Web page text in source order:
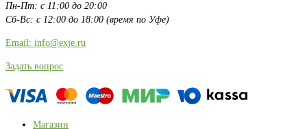
Пн-Пт: с 11:00 до 20:00
Сб-Вс: с 12:00 до 18:00 (время по Уфе)
Email: info@exje.ru
Задать вопрос
Магазин